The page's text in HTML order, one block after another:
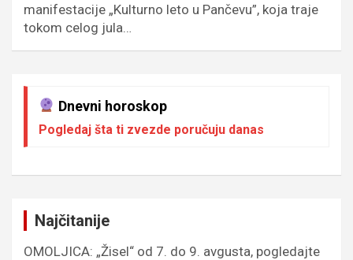
manifestacije „Kulturno leto u Pančevu”, koja traje
tokom celog jula…
Dnevni horoskop
Pogledaj šta ti zvezde poručuju danas
Najčitanije
OMOLJICA: „Žisel“ od 7. do 9. avgusta, pogledajte